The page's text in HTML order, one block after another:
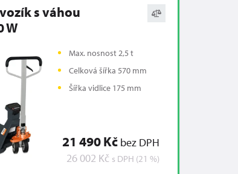
s váhou
W
Max. nosnost 2,5 t
Celková šířka 570 mm
Šířka vidlice 175 mm
21 490 Kč bez DPH
26 002 Kč s DPH (21 %)